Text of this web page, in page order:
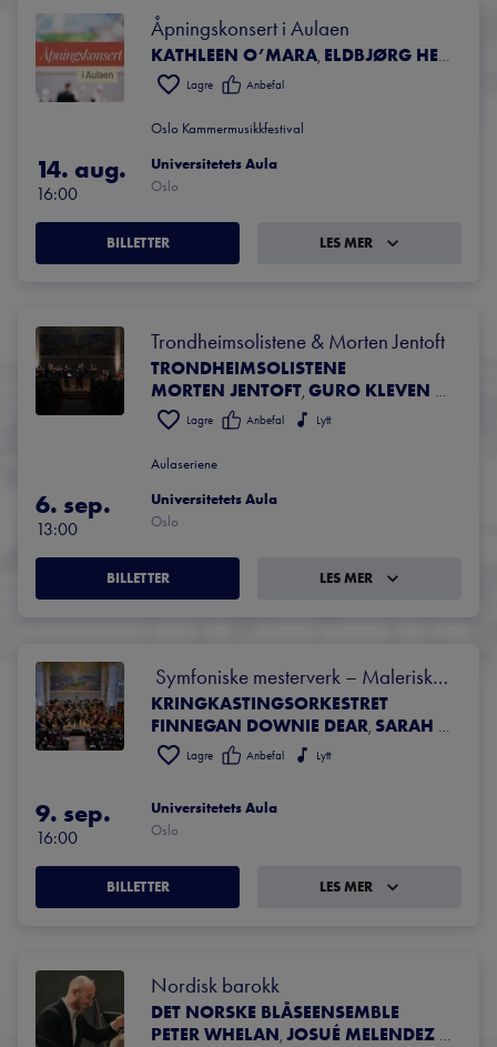
Åpningskonsert i Aulaen
KATHLEEN O’MARA, ELDBJØRG HEMSING
Lagre Anbefal
Oslo Kammermusikkfestival
14. aug.
16:00
Universitetets Aula
Oslo
BILLETTER LES MER
Trondheimsolistene & Morten Jentoft
TRONDHEIMSOLISTENE
MORTEN JENTOFT, GURO KLEVEN HAGEN
Lagre Anbefal Lytt
Aulaseriene
6. sep.
13:00
Universitetets Aula
Oslo
BILLETTER LES MER
Symfoniske mesterverk – Maleriske
mysterier
KRINGKASTING​S​ORKESTRET
FINNEGAN DOWNIE DEAR, SARAH CHRISTIAN
Lagre Anbefal Lytt
9. sep.
16:00
Universitetets Aula
Oslo
BILLETTER LES MER
Nordisk barokk
DET NORSKE BLÅSEENSEMBLE
PETER WHELAN, JOSUÉ MELENDEZ PELAEZ